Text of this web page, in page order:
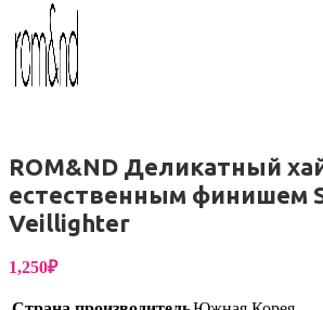
ROM&ND Деликатный
естественным финишем
Veillighter
1,250₽